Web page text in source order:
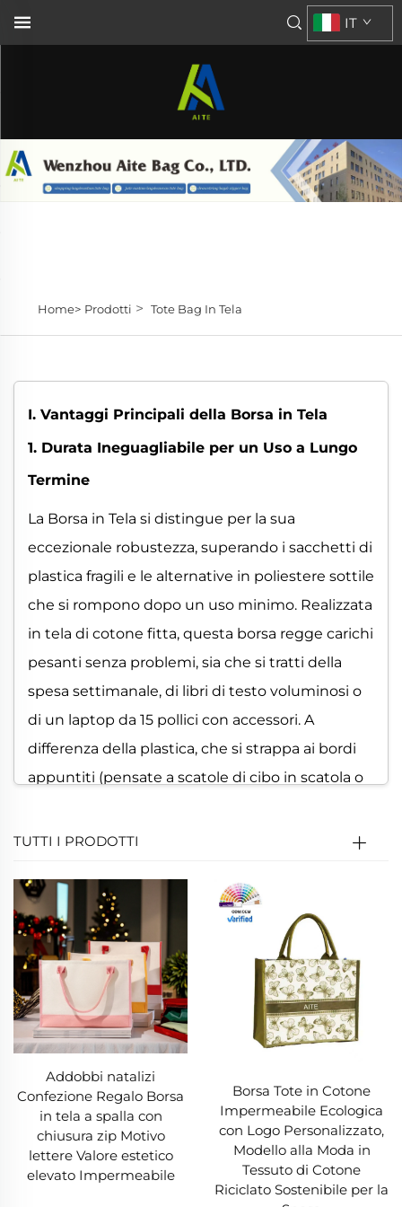
IT
Home> Prodotti > Tote Bag In Tela
I. Vantaggi Principali della Borsa in Tela
1. Durata Ineguagliabile per un Uso a Lungo
Termine
La Borsa in Tela si distingue per la sua
eccezionale robustezza, superando i sacchetti di
plastica fragili e le alternative in poliestere sottile
che si rompono dopo un uso minimo. Realizzata
in tela di cotone fitta, questa borsa regge carichi
pesanti senza problemi, sia che si tratti della
spesa settimanale, di libri di testo voluminosi o
di un laptop da 15 pollici con accessori. A
differenza della plastica, che si strappa ai bordi
appuntiti (pensate a scatole di cibo in scatola o
e integrità. I modelli di alta qualità presentano
grado di sostenere da 30 a 50 libbre senza
logorarsi. Questa longevità significa che una
singola Borsa in Tela sostituisce centinaia di
sacchetti monouso, rappresentando un
investimento affidabile che evita acquisti
ripetuti.
2. Design Ecologico per Ridurre l’Impatto
Ambientale
In un mondo attento all'ambiente, una borsa in
tela si afferma come un eroe sostenibile. Le
borse di plastica monouso intasano le
TUTTI I PRODOTTI
Addobbi natalizi
Confezione Regalo Borsa
in tela a spalla con
chiusura zip Motivo
lettere Valore estetico
elevato Impermeabile
Borsa Tote in Cotone
Impermeabile Ecologica
con Logo Personalizzato,
Modello alla Moda in
Tessuto di Cotone
Riciclato Sostenibile per la